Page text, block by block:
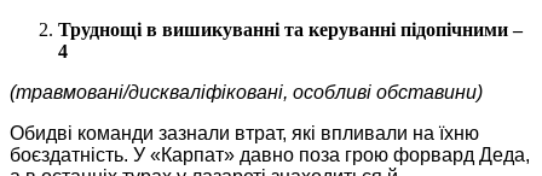
Труднощі в вишикуванні та керуванні підопічними –
4
(травмовані/дискваліфіковані, особливі обставини)
Обидві команди зазнали втрат, які впливали на їхню
боєздатність. У «Карпат» давно поза грою форвард Деда,